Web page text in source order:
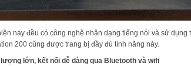
nay đều có công nghệ nhận dạng tiếng nói và sử
200 cũng được trang bị đầy đủ tính năng này.
lớn, kết nối dễ dàng qua Bluetooth và wifi